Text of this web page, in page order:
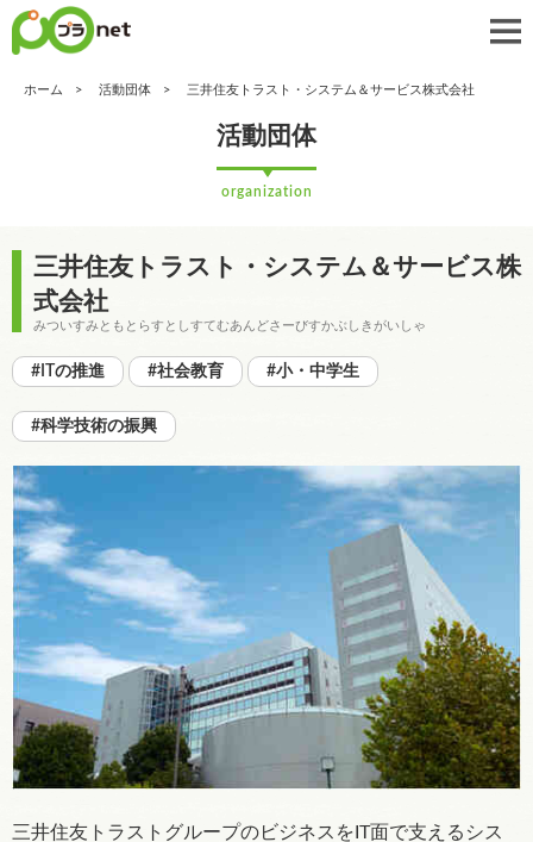
ホーム 活動団体 三井住友トラスト・システム＆サービス株式会社
活動団体
organization
三井住友トラスト・システム＆サービス株
式会社
みついすみともとらすとしすてむあんどさーびすかぶしきがいしゃ
#ITの推進 #社会教育 #小・中学生
#科学技術の振興
三井住友トラストグループのビジネスをIT面で支えるシス